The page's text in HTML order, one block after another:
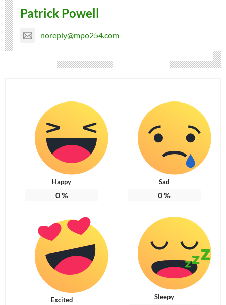
Patrick Powell
noreply@mpo254.com
Happy
0%
Sad
0%
Excited Sleepy